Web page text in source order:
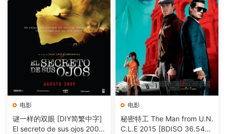
电影
谜一样的双眼 [DIY简繁中字]
El secreto de sus ojos 2009
电影
秘密特工 The Man from U.N.
C.L.E 2015 [BDISO 36.54G